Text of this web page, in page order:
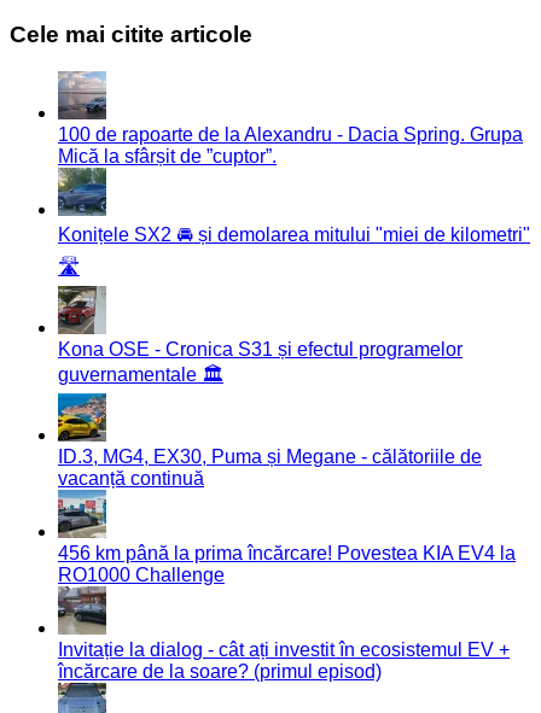
Cele mai citite articole
100 de rapoarte de la Alexandru - Dacia Spring. Grupa
Mică la sfârșit de ”cuptor”.
Konițele SX2 🚘 și demolarea mitului "miei de kilometri"
🛣️
Kona OSE - Cronica S31 și efectul programelor
guvernamentale 🏛️
ID.3, MG4, EX30, Puma și Megane - călătoriile de
vacanță continuă
456 km până la prima încărcare! Povestea KIA EV4 la
RO1000 Challenge
Invitație la dialog - cât ați investit în ecosistemul EV +
încărcare de la soare? (primul episod)